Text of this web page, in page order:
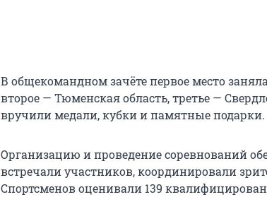
В общекомандном зачёте первое место
второе — Тюменская область, третье —
вручили медали, кубки и памятные подарки.
Организацию и проведение соревнований
встречали участников, координировали
Спортсменов оценивали 139